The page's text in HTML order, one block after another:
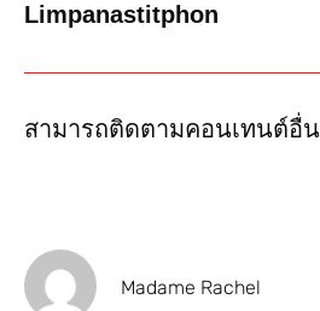
Limpanastitphon
สามารถติดตามคอนเทนต์อื่
Madame Rachel